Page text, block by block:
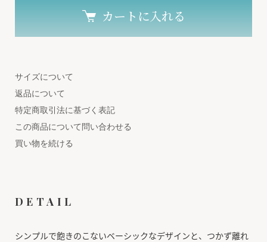
カートに入れる
サイズについて
返品について
特定商取引法に基づく表記
この商品について問い合わせる
買い物を続ける
DETAIL
シンプルで飽きのこないベーシックなデザインと、つかず離れ